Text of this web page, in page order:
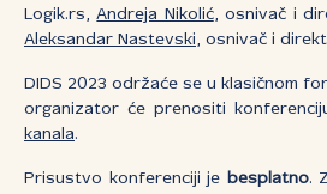
Logik.rs,Andreja Nikolić, osnivač i
Aleksandar Nastevski, osnivač i
DIDS 2023 održaće se u klasičnom
organizator će prenositi
kanala.
Prisustvo konferenciji je besplatno.